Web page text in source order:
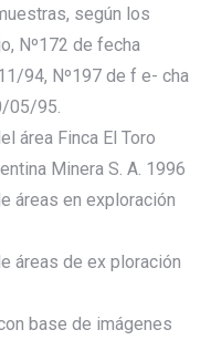
según los
Nº172 de fecha
94, Nº197 de f e- cha
05/95.
área Finca El Toro
Minera S. A. 1996
áreas en exploración
áreas de ex ploración
base de imágenes